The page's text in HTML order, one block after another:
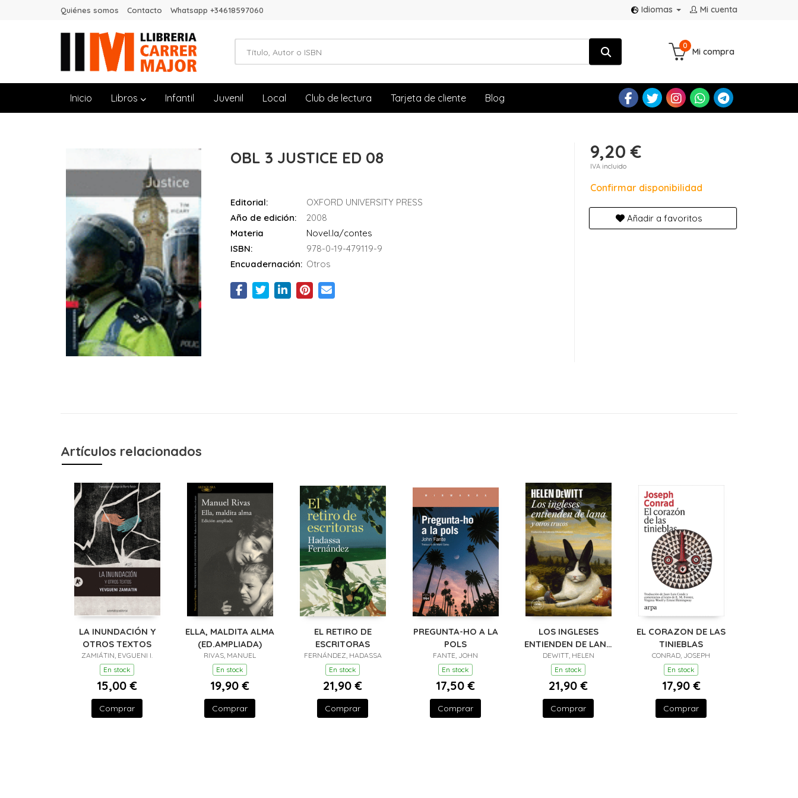
Mi cuenta
Idiomas
Quiénes somos Contacto Whatsapp +34618597060
Mi compra
0
Inicio Libros Infantil Juvenil Local Club de lectura Tarjeta de cliente Blog
OBL 3 JUSTICE ED 08
Editorial:
OXFORD UNIVERSITY PRESS
Año de edición:
2008
Materia
Novel.la/contes
ISBN:
978-0-19-479119-9
Encuadernación: Otros
9,20 €
IVA incluido
Confirmar disponibilidad
Añadir a favoritos
Artículos relacionados
LA INUNDACIÓN Y
OTROS TEXTOS
ZAMIÁTIN, EVGUENI I.
En stock
15,00 €
Comprar
ELLA, MALDITA ALMA
(ED.AMPLIADA)
RIVAS, MANUEL
En stock
19,90 €
Comprar
EL RETIRO DE
ESCRITORAS
FERNÁNDEZ, HADASSA
En stock
21,90 €
Comprar
PREGUNTA-HO A LA
POLS
FANTE, JOHN
En stock
17,50 €
Comprar
LOS INGLESES
ENTIENDEN DE LANA
(Y OTROS TRUCOS)
DEWITT, HELEN
En stock
21,90 €
Comprar
EL CORAZON DE LAS
TINIEBLAS
CONRAD, JOSEPH
En stock
17,90 €
Comprar